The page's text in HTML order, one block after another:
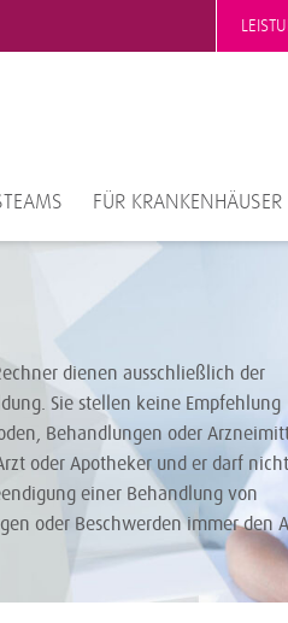
FÜR KRANKENHÄUSER
dienen ausschließlich der
Sie stellen keine Empfehlung
Behandlungen oder
oder Apotheker und er darf nicht
einer Behandlung von
oder Beschwerden immer den